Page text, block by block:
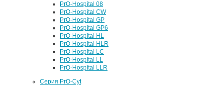
PrO-Hospital 08
PrO-Hospital CW
PrO-Hospital GP
PrO-Hospital GP6
PrO-Hospital HL
PrO-Hospital HLR
PrO-Hospital LC
PrO-Hospital LL
PrO-Hospital LLR
Серия PrO-Cyt